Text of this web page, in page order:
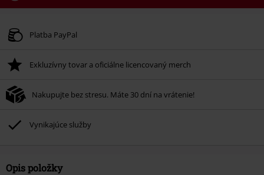
Platné do 8/9/26
Po zadaní kódu v košíku, sa zľava uplatní automaticky.
Nemožno kombinovať s inými akciovými kódmi. Zľava sa nevzťahuje na:
knihy, médiá, vstupenky, Rammstein, (Till) Lindemann, Böhse Onkelz,
ktorých kúpou podporíte nadáciu.
Platba PayPal
Exkluzívny tovar a oficiálne licencovaný merch
Nakupujte bez stresu. Máte 30 dní na vrátenie!
Vynikajúce služby
Opis položky